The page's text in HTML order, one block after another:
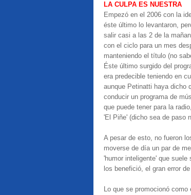
LA CULPA ES NUESTRA
Empezó en el 2006 con la
éste último lo levantaron,
salir casi a las 2 de la
con el ciclo para un mes
manteniendo el título (no
Éste último surgido del
era predecible teniendo en
aunque Petinatti haya dicho
conducir un programa de
que puede tener para la
'El Piñe' (dicho sea de paso
A pesar de esto, no fueron
moverse de día un par de
'humor inteligente' que
los benefició, el gran error
Lo que se promocionó